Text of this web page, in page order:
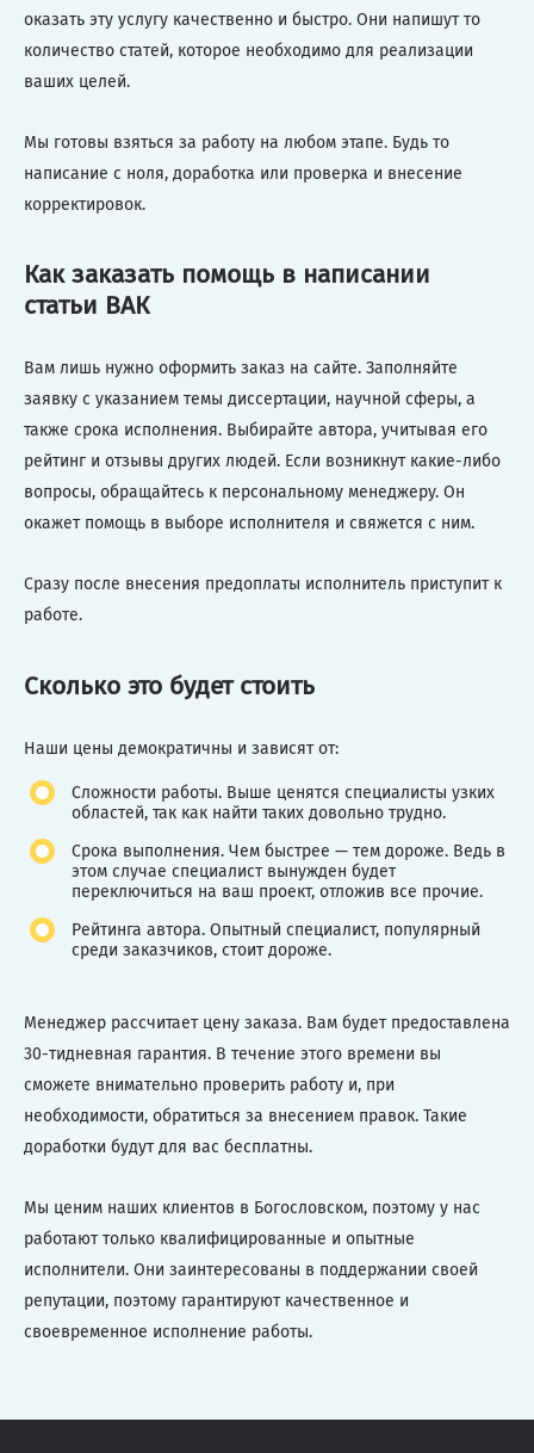
оказать эту услугу качественно и быстро. Они напишут то
количество статей, которое необходимо для реализации
ваших целей.
Мы готовы взяться за работу на любом этапе. Будь то
написание с ноля, доработка или проверка и внесение
корректировок.
Как заказать помощь в написании
статьи ВАК
Вам лишь нужно оформить заказ на сайте. Заполняйте
заявку с указанием темы диссертации, научной сферы, а
также срока исполнения. Выбирайте автора, учитывая его
рейтинг и отзывы других людей. Если возникнут какие-либо
вопросы, обращайтесь к персональному менеджеру. Он
окажет помощь в выборе исполнителя и свяжется с ним.
Сразу после внесения предоплаты исполнитель приступит к
работе.
Сколько это будет стоить
Наши цены демократичны и зависят от:
Сложности работы. Выше ценятся специалисты узких
областей, так как найти таких довольно трудно.
Срока выполнения. Чем быстрее — тем дороже. Ведь в
этом случае специалист вынужден будет
переключиться на ваш проект, отложив все прочие.
Рейтинга автора. Опытный специалист, популярный
среди заказчиков, стоит дороже.
Менеджер рассчитает цену заказа. Вам будет предоставлена
30-тидневная гарантия. В течение этого времени вы
сможете внимательно проверить работу и, при
необходимости, обратиться за внесением правок. Такие
доработки будут для вас бесплатны.
Мы ценим наших клиентов в Богословском, поэтому у нас
работают только квалифицированные и опытные
исполнители. Они заинтересованы в поддержании своей
репутации, поэтому гарантируют качественное и
своевременное исполнение работы.